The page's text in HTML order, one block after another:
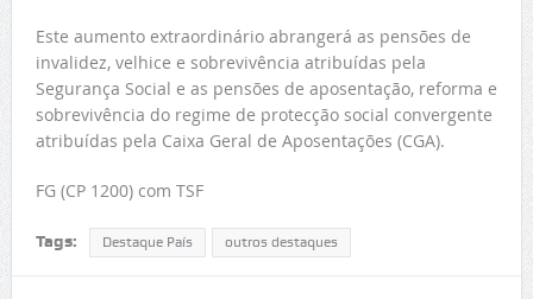
Este aumento extraordinário abrangerá as pensões de
invalidez, velhice e sobrevivência atribuídas pela
Segurança Social e as pensões de aposentação, reforma e
sobrevivência do regime de protecção social convergente
atribuídas pela Caixa Geral de Aposentações (CGA).
FG (CP 1200) com TSF
Tags: Destaque País outros destaques